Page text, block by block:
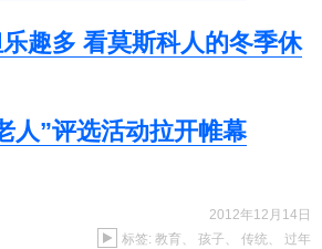
趣多 看莫斯科人的冬季休
人”评选活动拉开帷幕
2012年12月14日
标签: 教育 、 孩子 、 传统、 过年